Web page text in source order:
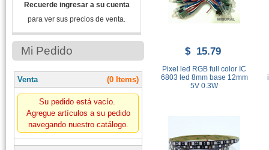
Recuerde ingresar a su cuenta
para ver sus precios de venta.
Mi Pedido
Venta (0 Items)
Su pedido está vacío.
Agregue artículos a su pedido
navegando nuestro catálogo.
$ 15.79
Pixel led RGB full color IC
6803 led 8mm base 12mm
5V 0.3W